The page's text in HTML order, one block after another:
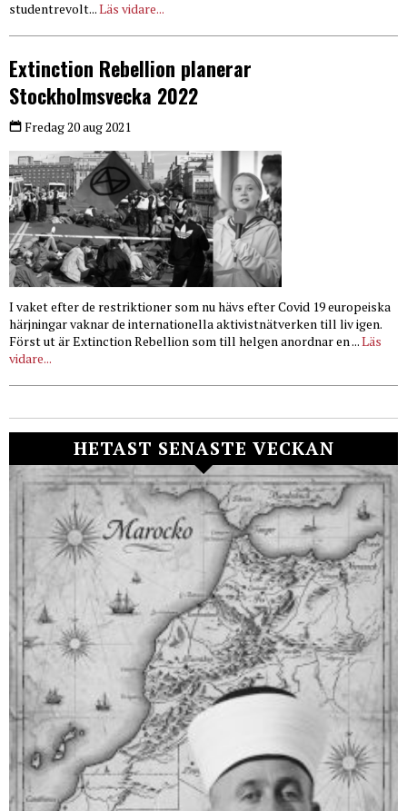
studentrevolt...Läs vidare...
Extinction Rebellion planerar
Stockholmsvecka 2022
Fredag 20 aug 2021
I vaket efter de restriktioner som nu hävs efter Covid 19 europeiska
härjningar vaknar de internationella aktivistnätverken till liv igen.
Först ut är Extinction Rebellion som till helgen anordnar en ...Läs
vidare...
HETAST SENASTE VECKAN